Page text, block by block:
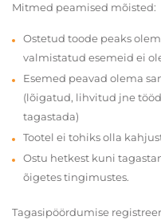
Mitmed peamised mõisted:
Ostetud toode peaks
valmistatud esemeid ei
Esemed peavad olema
(lõigatud, lihvitud jne
tagastada)
Tootel ei tohiks olla
Ostu hetkest kuni
õigetes tingimustes.
Tagasipöördumise